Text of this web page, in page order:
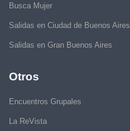
Busca Mujer
Salidas en Ciudad de Buenos Aires
Salidas en Gran Buenos Aires
Otros
Encuentros Grupales
La ReVista